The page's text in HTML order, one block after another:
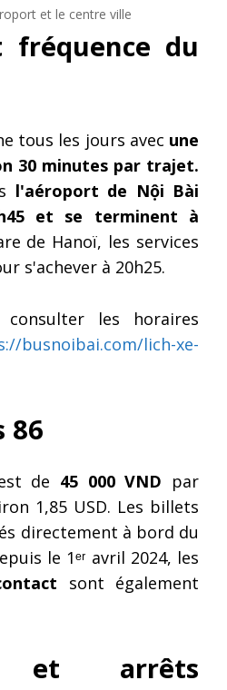
et le centre ville
fréquence du
tous les jours avec une
30 minutes par trajet.
l'aéroport de Nội Bài
et se terminent à
de Hanoï, les services
s'achever à 20h25.
consulter les horaires
busnoibai.com/lich-xe-
86
de 45 000 VND par
1,85 USD. Les billets
directement à bord du
le 1ᵉʳ avril 2024, les
sont également
et arrêts